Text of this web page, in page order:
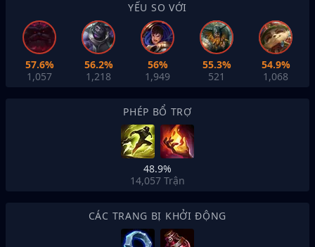
YẾU SO VỚI
57.6%
1,057
56.2%
1,218
56%
1,949
55.3%
521
54.9%
1,068
PHÉP BỔ TRỢ
48.9%
14,057 Trận
CÁC TRANG BỊ KHỞI ĐỘNG